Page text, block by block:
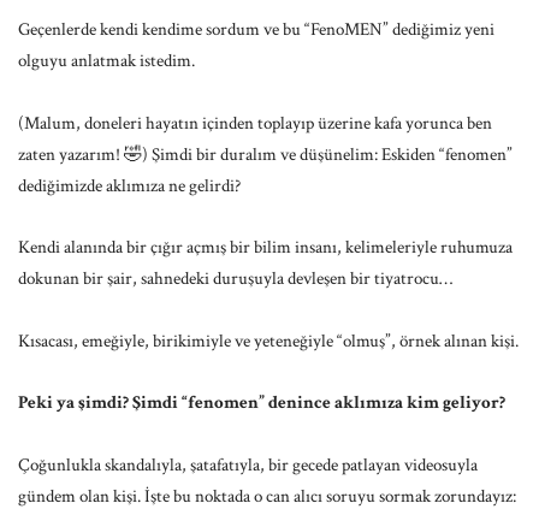
Geçenlerde kendi kendime sordum ve bu “FenoMEN” dediğimiz yeni
olguyu anlatmak istedim.
(Malum, doneleri hayatın içinden toplayıp üzerine kafa yorunca ben
zaten yazarım! 🤣) Şimdi bir duralım ve düşünelim: Eskiden “fenomen”
dediğimizde aklımıza ne gelirdi?
Kendi alanında bir çığır açmış bir bilim insanı, kelimeleriyle ruhumuza
dokunan bir şair, sahnedeki duruşuyla devleşen bir tiyatrocu…
Kısacası, emeğiyle, birikimiyle ve yeteneğiyle “olmuş”, örnek alınan kişi.
Peki ya şimdi? Şimdi “fenomen” denince aklımıza kim geliyor?
Çoğunlukla skandalıyla, şatafatıyla, bir gecede patlayan videosuyla
gündem olan kişi. İşte bu noktada o can alıcı soruyu sormak zorundayız: